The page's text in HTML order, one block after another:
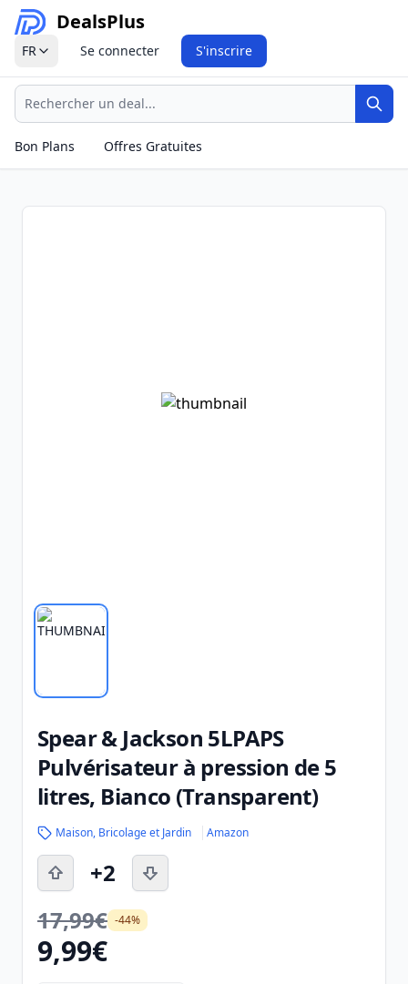
DealsPlus
FR Se connecter S'inscrire
Recherche
Bon Plans
Offres Gratuites
Spear & Jackson 5LPAPS
Pulvérisateur à pression de 5
litres, Bianco (Transparent)
Maison, Bricolage et Jardin Amazon
+2
17,99€ -44%
9,99€